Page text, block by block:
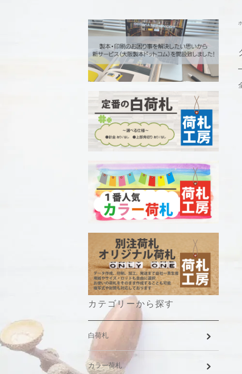
カテゴリーから探す
白荷札
カラー荷札